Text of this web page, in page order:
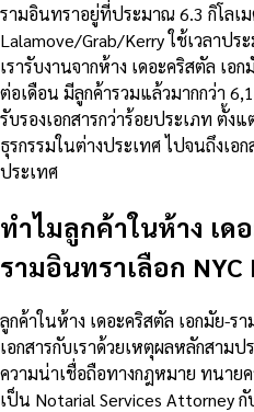
รามอินทราอยู่ที่ประมาณ 6.3 กิโลเ
Lalamove/Grab/Kerry ใช้เวลาป
เรารับงานจากห้าง เดอะคริสตัล เอ
ต่อเดือน มีลูกค้ารวมแล้วมากกว่า
รับรองเอกสารกว่าร้อยประเภท ตั้
ธุรกรรมในต่างประเทศ ไปจนถึงเอ
ประเทศ
ทำไมลูกค้าในห้าง เด
รามอินทราเลือก
ลูกค้าในห้าง เดอะคริสตัล เอกมัย-ร
เอกสารกับเราด้วยเหตุผลหลักสามป
ความน่าเชื่อถือทางกฎหมาย ทนาย
เป็น Notarial Services Attorney